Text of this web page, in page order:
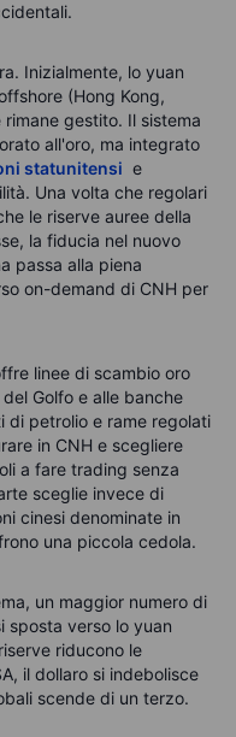
Inizialmente, lo yuan
(Hong Kong,
gestito. Il sistema
all'oro, ma integrato
statunitensi e
Una volta che regolari
le riserve auree della
la fiducia nel nuovo
passa alla piena
on-demand di CNH per
linee di scambio oro
Golfo e alle banche
di petrolio e rame regolati
in CNH e scegliere
a fare trading senza
sceglie invece di
cinesi denominate in
una piccola cedola.
un maggior numero di
sposta verso lo yuan
riducono le
il dollaro si indebolisce
scende di un terzo.